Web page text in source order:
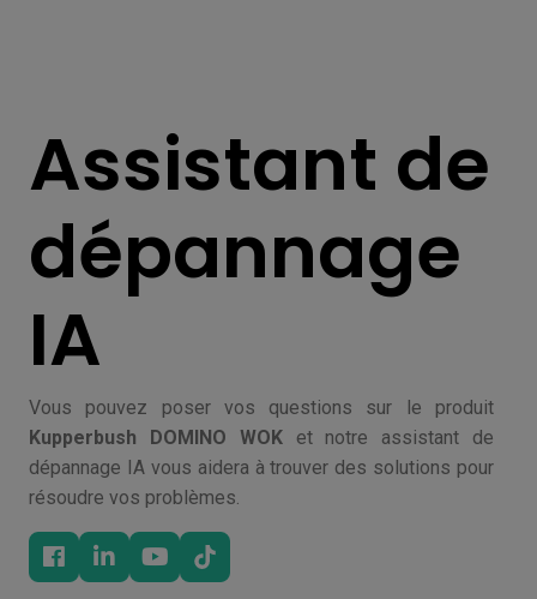
Assistant de
dépannage
IA
Vous pouvez poser vos questions sur le produit
Kupperbush DOMINO WOKet notre assistant de
dépannage IA vous aidera à trouver des solutions pour
résoudre vos problèmes.